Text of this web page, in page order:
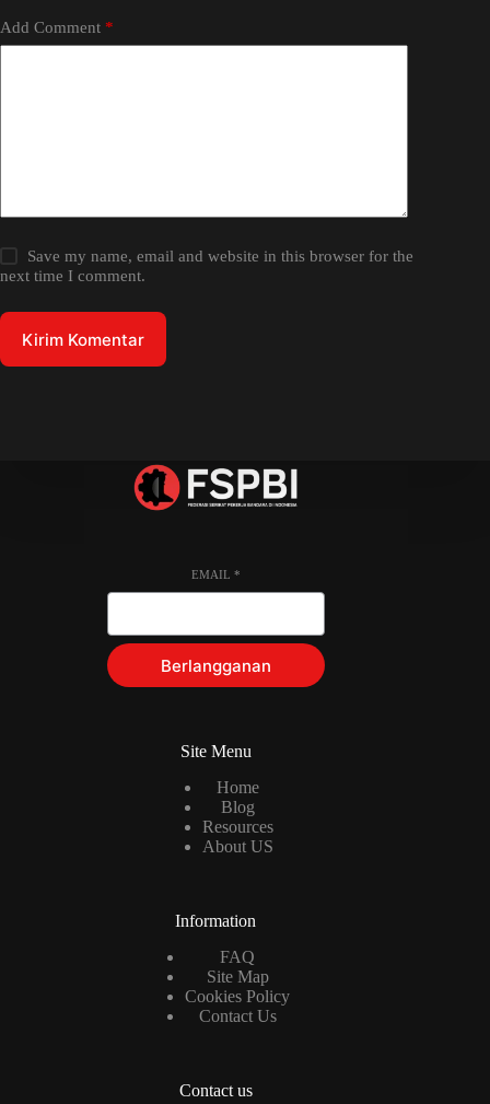
Add Comment *
Save my name, email and website in this browser for the
next time I comment.
Kirim Komentar
EMAIL *
Berlangganan
Site Menu
Home
Blog
Resources
About US
Information
FAQ
Site Map
Cookies Policy
Contact Us
Contact us